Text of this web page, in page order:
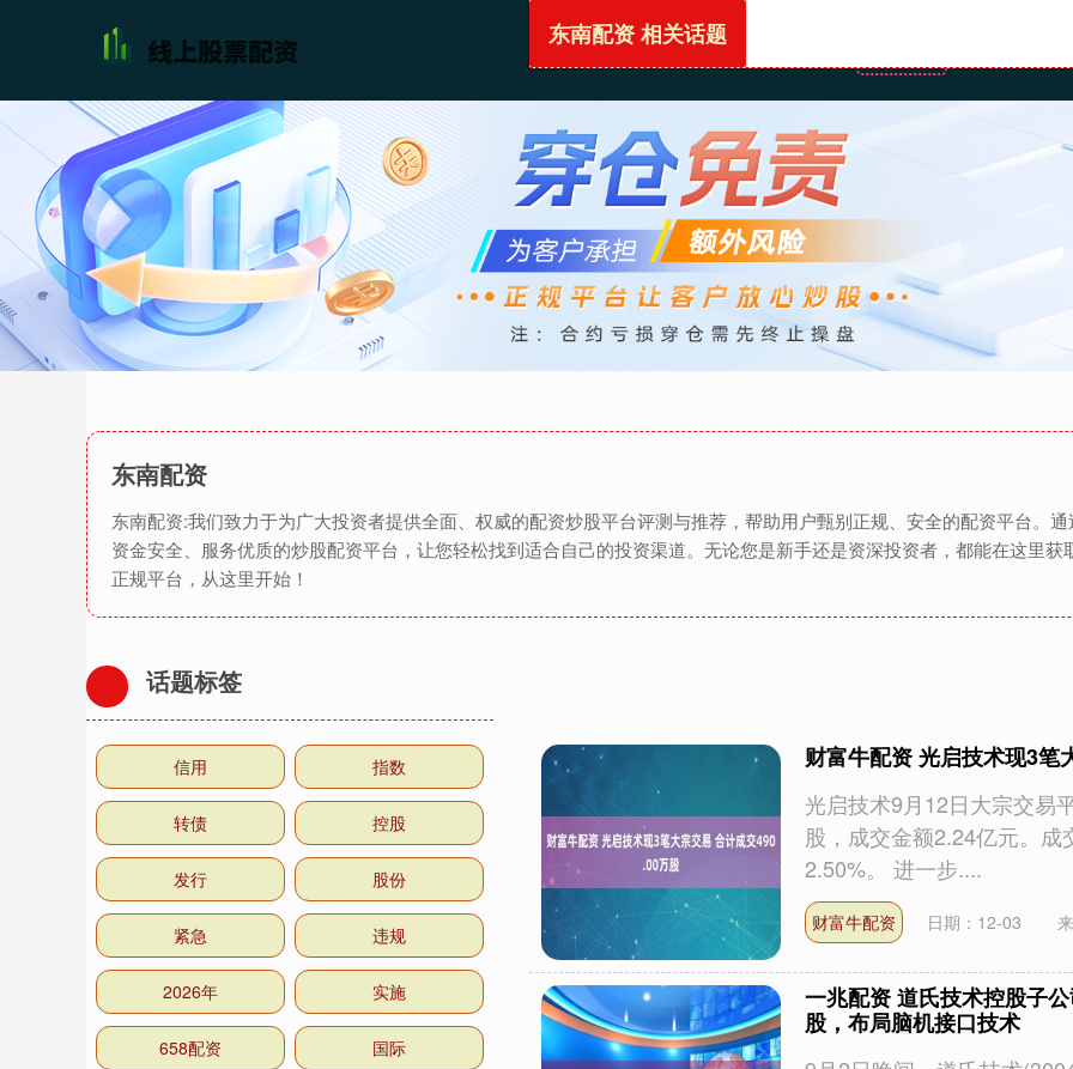
东南配资
东南配资:我们致力于为广大投资者提供全面、权威的配资炒股平台评测与推荐，帮助用户甄别正规、安全的配资平台。
资金安全、服务优质的炒股配资平台，让您轻松找到适合自己的投资渠道。无论您是新手还是资深投资者，都能在这里
正规平台，从这里开始！
东南配资 相关话题
财富牛配资 光启技术现3笔
光启技术9月12日大宗交易
股，成交金额2.24亿元。
2.50%。 进一步....
财富牛配资 日期：12-03
一兆配资 道氏技术控股子
股，布局脑机接口技术
话题标签
信用 指数
转债 控股
发行 股份
紧急 违规
2026年 实施
658配资 国际